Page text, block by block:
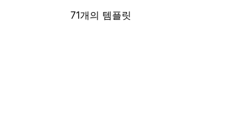
71개의 템플릿